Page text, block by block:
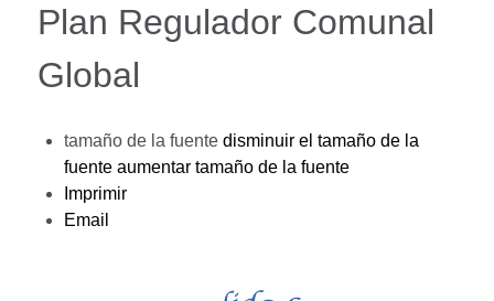
Plan Regulador Comunal
Global
tamaño de la fuente disminuir el tamaño de la
fuente aumentar tamaño de la fuente
Imprimir
Email